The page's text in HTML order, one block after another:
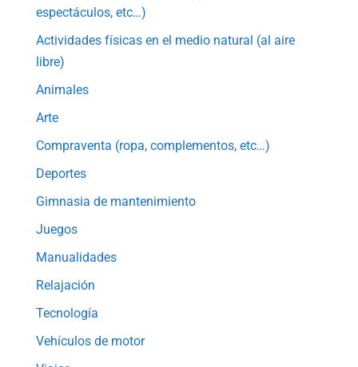
espectáculos, etc…)
Actividades físicas en el medio natural (al aire
libre)
Animales
Arte
Compraventa (ropa, complementos, etc…)
Deportes
Gimnasia de mantenimiento
Juegos
Manualidades
Relajación
Tecnología
Vehículos de motor